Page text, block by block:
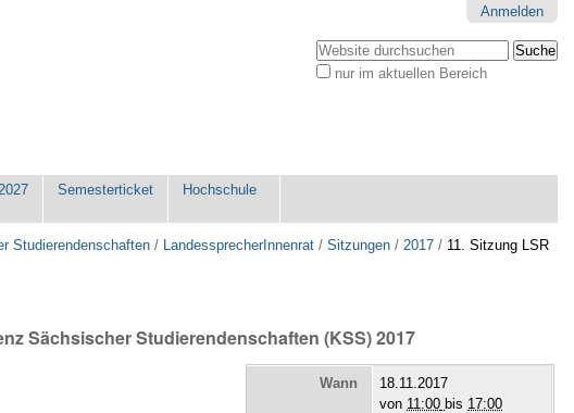
Anmelden
Website durchsuchen
nur im aktuellen Bereich
Semesterticket Hochschule
Studierendenschaften / LandessprecherInnenrat /Sitzungen /2017 / 11. Sitzung LSR
Sächsischer Studierendenschaften (KSS) 2017
Wann
18.11.2017
von 11:00 bis 17:00